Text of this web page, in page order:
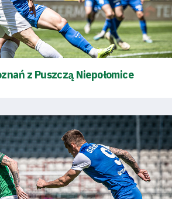
z Puszczą Niepołomice